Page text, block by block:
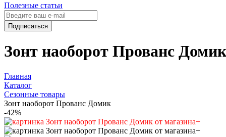
Полезные статьи
Подписаться
Зонт наоборот Прованс Домик
Главная
Каталог
Сезонные товары
Зонт наоборот Прованс Домик
-42%